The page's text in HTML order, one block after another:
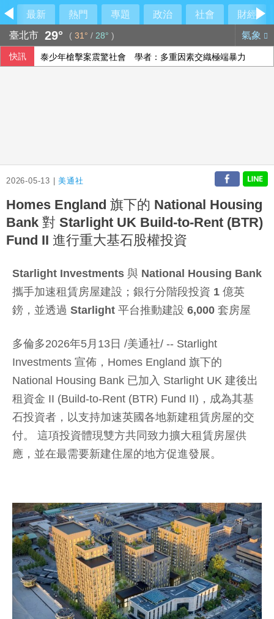
最新 熱門 專題 政治 社會
財經
臺北市 29° ( 31° / 28° ) 氣象
快訊 泰少年槍擊案震驚社會 學者：多重因素交織極端暴力
2026-05-13 |美通社
Homes England 旗下的 National Housing
Bank 對 Starlight UK Build-to-Rent (BTR)
Fund II 進行重大基石股權投資
Starlight Investments 與 National Housing Bank
攜手加速租賃房屋建設；銀行分階段投資 1 億英
鎊，並透過 Starlight 平台推動建設 6,000 套房屋
多倫多2026年5月13日 /美通社/ -- Starlight
Investments 宣佈，Homes England 旗下的
National Housing Bank 已加入 Starlight UK 建後出
租資金 II (Build-to-Rent (BTR) Fund II)，成為其基
石投資者，以支持加速英國各地新建租賃房屋的交
付。 這項投資體現雙方共同致力擴大租賃房屋供
應，並在最需要新建住屋的地方促進發展。